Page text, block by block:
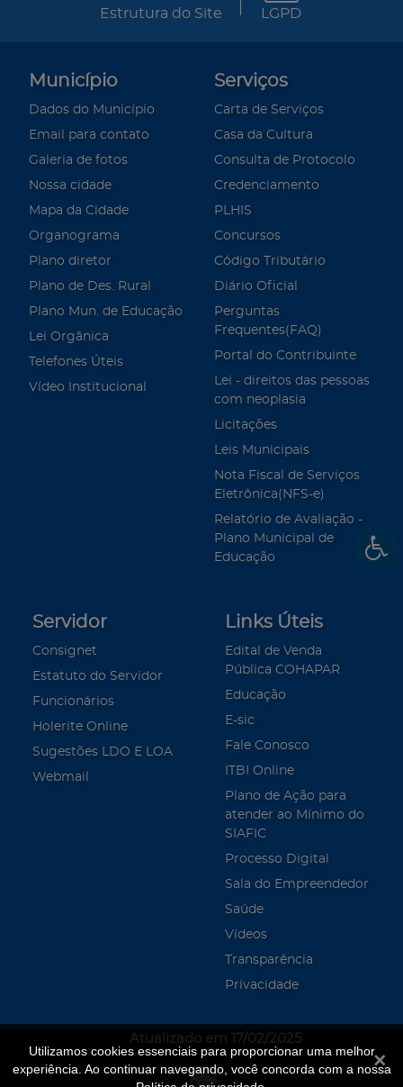
Utilizamos cookies essenciais para proporcionar uma melhor
experiência. Ao continuar navegando, você concorda com a nossa
Estrutura do Site LGPD
Município
Dados do Município
Email para contato
Galeria de fotos
Nossa cidade
Mapa da Cidade
Organograma
Plano diretor
Plano de Des. Rural
Plano Mun. de Educação
Lei Orgânica
Telefones Úteis
Vídeo Institucional
Serviços
Carta de Serviços
Casa da Cultura
Consulta de Protocolo
Credenciamento
PLHIS
Concursos
Código Tributário
Diário Oficial
Perguntas
Frequentes(FAQ)
Portal do Contribuinte
Lei - direitos das pessoas
com neoplasia
Licitações
Leis Municipais
Nota Fiscal de Serviços
Eletrônica(NFS-e)
Relatório de Avaliação -
Plano Municipal de
Educação
Servidor
Consignet
Estatuto do Servidor
Funcionários
Holerite Online
Sugestões LDO E LOA
Webmail
Links Úteis
Edital de Venda
Pública COHAPAR
Educação
E-sic
Fale Conosco
ITBI Online
Plano de Ação para
atender ao Mínimo do
SIAFIC
Processo Digital
Sala do Empreendedor
Saúde
Vídeos
Transparência
Privacidade
Atualizado em 17/02/2025